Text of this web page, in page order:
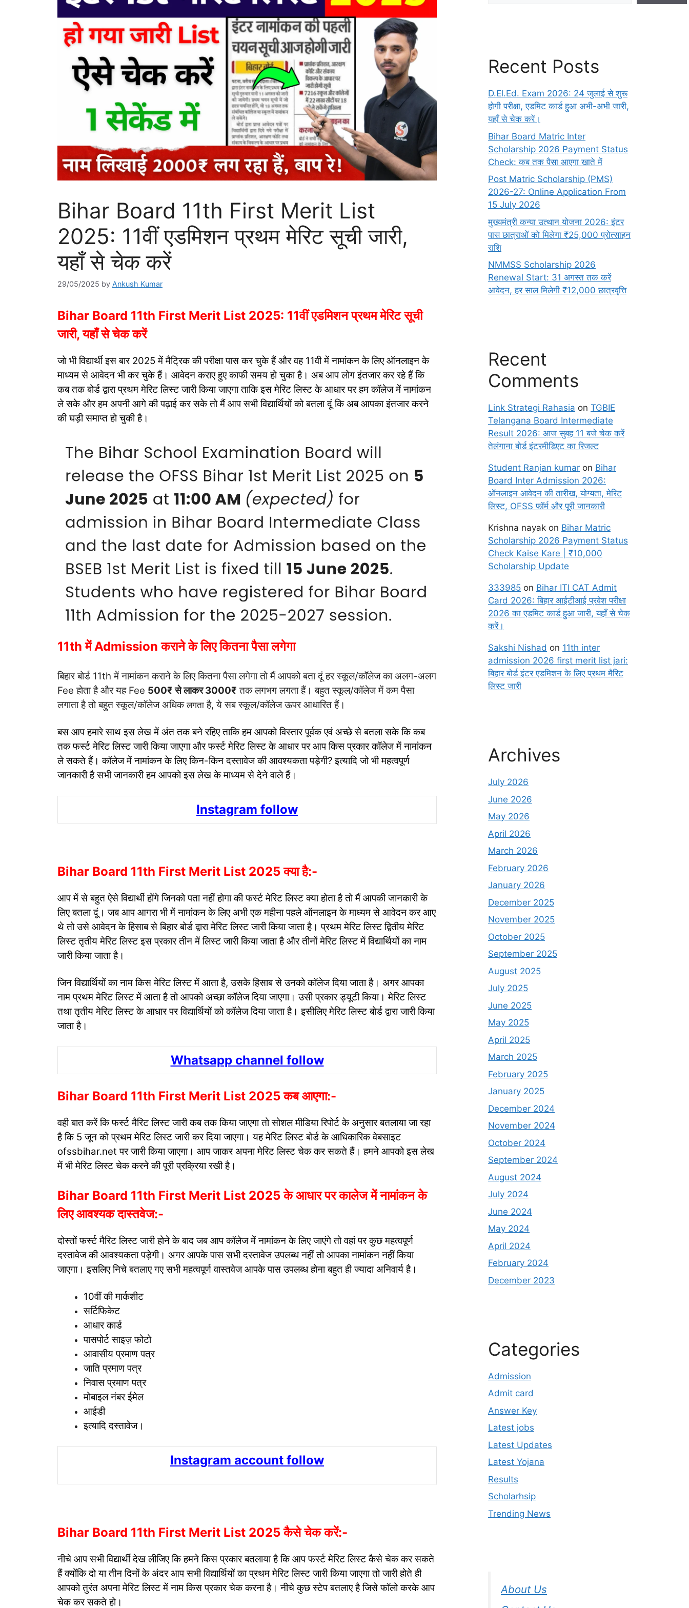
Bihar Board 11th First Merit List
2025: 11वीं एडमिशन प्रथम मेरिट सूची जारी,
यहाँ से चेक करें
29/05/2025 by Ankush Kumar
Bihar Board 11th First Merit List 2025: 11वीं एडमिशन प्रथम मेरिट सूची
जारी, यहाँ से चेक करें
जो भी विद्यार्थी इस बार 2025 में मैट्रिक की परीक्षा पास कर चुके हैं और वह 11वी में नामांकन के लिए ऑनलाइन के
माध्यम से आवेदन भी कर चुके हैं। आवेदन कराए हुए काफी समय हो चुका है। अब आप लोग इंतजार कर रहे हैं कि
कब तक बोर्ड द्वारा प्रथम मेरिट लिस्ट जारी किया जाएगा ताकि इस मेरिट लिस्ट के आधार पर हम कॉलेज में नामांकन
ले सके और हम अपनी आगे की पढ़ाई कर सके तो मैं आप सभी विद्यार्थियों को बतला दूं कि अब आपका इंतजार करने
की घड़ी समाप्त हो चुकी है।
11th में Admission कराने के लिए कितना पैसा लगेगा
बिहार बोर्ड 11th में नामांकन कराने के लिए कितना पैसा लगेगा तो मैं आपको बता दूं हर स्कूल/कॉलेज का अलग-अलग
Fee होता है और यह Fee 500₹ से लाकर 3000₹ तक लगभग लगता हैं। बहुत स्कूल/कॉलेज में कम पैसा
लगाता है तो बहुत स्कूल/कॉलेज अधिकलगता है, ये सब स्कूल/कॉलेज ऊपर आधारित हैं।
बस आप हमारे साथ इस लेख में अंत तक बने रहिए ताकि हम आपको विस्तार पूर्वक एवं अच्छे से बतला सके कि कब
तक फर्स्ट मेरिट लिस्ट जारी किया जाएगा और फर्स्ट मेरिट लिस्ट के आधार पर आप किस प्रकार कॉलेज में नामांकन
ले सकते हैं। कॉलेज में नामांकन के लिए किन-किन दस्तावेज की आवश्यकता पड़ेगी? इत्यादि जो भी महत्वपूर्ण
जानकारी है सभी जानकारी हम आपको इस लेख के माध्यम से देने वाले हैं।
Instagram follow
Bihar Board 11th First Merit List 2025 क्या है:-
आप में से बहुत ऐसे विद्यार्थी होंगे जिनको पता नहीं होगा की फर्स्ट मेरिट लिस्ट क्या होता है तो मैं आपकी जानकारी के
लिए बतला दूं। जब आप आगरा भी में नामांकन के लिए अभी एक महीना पहले ऑनलाइन के माध्यम से आवेदन कर आए
थे तो उसे आवेदन के हिसाब से बिहार बोर्ड द्वारा मेरिट लिस्ट जारी किया जाता है। प्रथम मेरिट लिस्ट द्वितीय मेरिट
लिस्ट तृतीय मेरिट लिस्ट इस प्रकार तीन में लिस्ट जारी किया जाता है और तीनों मेरिट लिस्ट में विद्यार्थियों का नाम
जारी किया जाता है।
जिन विद्यार्थियों का नाम किस मेरिट लिस्ट में आता है, उसके हिसाब से उनको कॉलेज दिया जाता है। अगर आपका
नाम प्रथम मेरिट लिस्ट में आता है तो आपको अच्छा कॉलेज दिया जाएगा। उसी प्रकार ड्यूटी किया। मेरिट लिस्ट
तथा तृतीय मेरिट लिस्ट के आधार पर विद्यार्थियों को कॉलेज दिया जाता है। इसीलिए मेरिट लिस्ट बोर्ड द्वारा जारी किया
जाता है।
Whatsapp channel follow
Bihar Board 11th First Merit List 2025 कब आएगा:-
वही बात करें कि फर्स्ट मैरिट लिस्ट जारी कब तक किया जाएगा तो सोशल मीडिया रिपोर्ट के अनुसार बतलाया जा रहा
है कि 5 जून को प्रथम मेरिट लिस्ट जारी कर दिया जाएगा। यह मेरिट लिस्ट बोर्ड के आधिकारिक वेबसाइट
ofssbihar.net पर जारी किया जाएगा। आप जाकर अपना मेरिट लिस्ट चेक कर सकते हैं। हमने आपको इस लेख
में भी मेरिट लिस्ट चेक करने की पूरी प्रक्रिया रखी है।
Bihar Board 11th First Merit List 2025 के आधार पर कालेज में नामांकन के
लिए आवश्यक दास्तवेज:-
दोस्तों फर्स्ट मैरिट लिस्ट जारी होने के बाद जब आप कॉलेज में नामांकन के लिए जाएंगे तो वहां पर कुछ महत्वपूर्ण
दस्तावेज की आवश्यकता पड़ेगी। अगर आपके पास सभी दस्तावेज उपलब्ध नहीं तो आपका नामांकन नहीं किया
जाएगा। इसलिए निचे बतलाए गए सभी महत्वपूर्ण वास्तवेज आपके पास उपलब्ध होना बहुत ही ज्यादा अनिवार्य है।
10वीं की मार्कशीट
सर्टिफिकेट
आधार कार्ड
पासपोर्ट साइज़ फोटो
आवासीय प्रमाण पत्र
जाति प्रमाण पत्र
निवास प्रमाण पत्र
मोबाइल नंबर ईमेल
आईडी
इत्यादि दस्तावेज।
Instagram account follow
Bihar Board 11th First Merit List 2025 कैसे चेक करें:-
नीचे आप सभी विद्यार्थी देख लीजिए कि हमने किस प्रकार बतलाया है कि आप फर्स्ट मेरिट लिस्ट कैसे चेक कर सकते
हैं क्योंकि दो या तीन दिनों के अंदर आप सभी विद्यार्थियों का प्रथम मेरिट लिस्ट जारी किया जाएगा तो जारी होते ही
आपको तुरंत अपना मेरिट लिस्ट में नाम किस प्रकार चेक करना है। नीचे कुछ स्टेप बतलाए है जिसे फॉलो करके आप
चेक कर सकते हो।
Recent Posts
D.El.Ed. Exam 2026: 24 जुलाई से शुरू
होगी परीक्षा, एडमिट कार्ड हुआ अभी-अभी जारी,
यहाँ से चेक करें।
Bihar Board Matric Inter
Scholarship 2026 Payment Status
Check: कब तक पैसा आएगा खाते में
Post Matric Scholarship (PMS)
2026-27: Online Application From
15 July 2026
मुख्यमंत्री कन्या उत्थान योजना 2026: इंटर
पास छात्राओं को मिलेगा ₹25,000 प्रोत्साहन
राशि
NMMSS Scholarship 2026
Renewal Start: 31 अगस्त तक करें
आवेदन, हर साल मिलेगी ₹12,000 छात्रवृत्ति
Recent
Comments
Link Strategi Rahasia on TGBIE
Telangana Board Intermediate
Result 2026: आज सुबह 11 बजे चेक करें
तेलंगाना बोर्ड इंटरमीडिएट का रिजल्ट
Student Ranjan kumar on Bihar
Board Inter Admission 2026:
ऑनलाइन आवेदन की तारीख, योग्यता, मेरिट
लिस्ट, OFSS फॉर्म और पूरी जानकारी
Krishna nayak on Bihar Matric
Scholarship 2026 Payment Status
Check Kaise Kare | ₹10,000
Scholarship Update
333985 on Bihar ITI CAT Admit
Card 2026: बिहार आईटीआई प्रवेश परीक्षा
2026 का एडमिट कार्ड हुआ जारी, यहाँ से चेक
करें।
Sakshi Nishad on 11th inter
admission 2026 first merit list jari:
बिहार बोर्ड इंटर एडमिशन के लिए प्रथम मैरिट
लिस्ट जारी
Archives
July 2026
June 2026
May 2026
April 2026
March 2026
February 2026
January 2026
December 2025
November 2025
October 2025
September 2025
August 2025
July 2025
June 2025
May 2025
April 2025
March 2025
February 2025
January 2025
December 2024
November 2024
October 2024
September 2024
August 2024
July 2024
June 2024
May 2024
April 2024
February 2024
December 2023
Categories
Admission
Admit card
Answer Key
Latest jobs
Latest Updates
Latest Yojana
Results
Scholarhsip
Trending News
About Us